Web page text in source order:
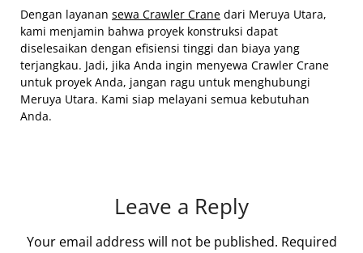
Dengan layanan sewa Crawler Crane dari Meruya Utara,
kami menjamin bahwa proyek konstruksi dapat
diselesaikan dengan efisiensi tinggi dan biaya yang
terjangkau. Jadi, jika Anda ingin menyewa Crawler Crane
untuk proyek Anda, jangan ragu untuk menghubungi
Meruya Utara. Kami siap melayani semua kebutuhan
Anda.
Leave a Reply
Your email address will not be published. Required